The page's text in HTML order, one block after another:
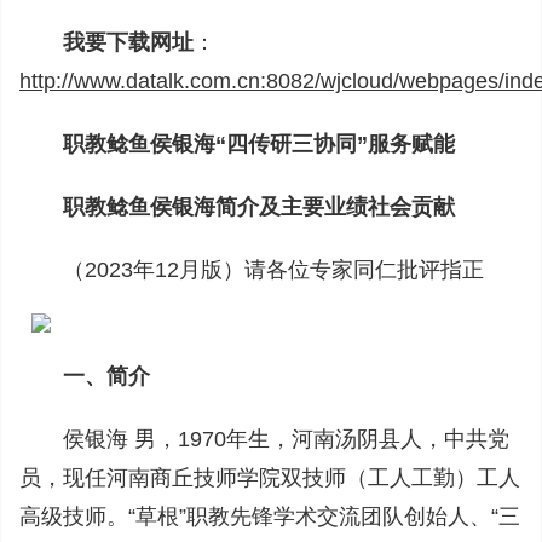
我要下载网址 ：
http://www.datalk.com.cn:8082/wjcloud/webpages/
职教鲶鱼侯银海“四传研三协同”服务赋能
职教鲶鱼侯银海简介及主要业绩社会贡献
（2023年12月版）请各位专家同仁批评指正
一、简介
侯银海 男，1970年生，河南汤阴县人，中共党
员，现任河南商丘技师学院双技师（工人工勤）工人
高级技师。“草根”职教先锋学术交流团队创始人、“三